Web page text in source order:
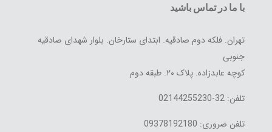
با ما در تماس باشید
تهران. فلکه دوم صادقیه. ابتدای ستارخان. بلوار شهدای صادقیه
جنوبی
کوچه عابدزاده. پلاک ۲۰. طبقه دوم
تلفن: 32-02144255230
تلفن ضروری: 09378192180